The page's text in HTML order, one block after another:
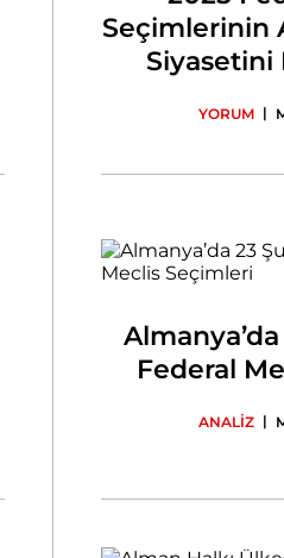
Seçimlerinin
Siyasetini
YORUM |
Federal
ANALİZ |